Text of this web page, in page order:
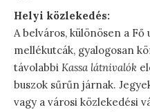
Helyi közlekedés:
A belváros, különösen a Fő
mellékutcák, gyalogosan
távolabbi Kassa látnivalók
buszok sűrűn járnak.
vagy a városi közlekedési